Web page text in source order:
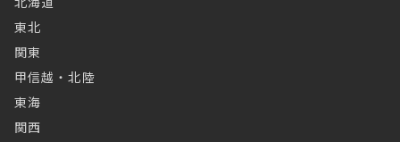
東北
関東
甲信越・北陸
東海
関西